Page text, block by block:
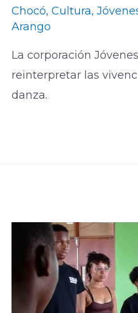
Chocó,Cultura,
Arango
La corporación
reinterpretar las
danza.​